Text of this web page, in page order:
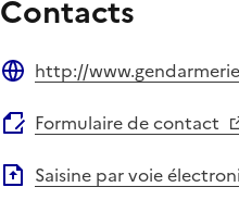
Contacts
http://
Formulaire de contact
Saisine par voie